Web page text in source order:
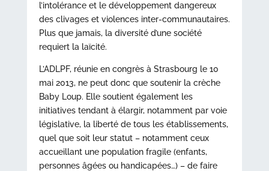
l’intolérance et le développement dangereux
des clivages et violences inter-communautaires.
Plus que jamais, la diversité d’une société
requiert la laïcité.
L’ADLPF, réunie en congrès à Strasbourg le 10
mai 2013, ne peut donc que soutenir la crèche
Baby Loup. Elle soutient également les
initiatives tendant à élargir, notamment par voie
législative, la liberté de tous les établissements,
quel que soit leur statut – notamment ceux
accueillant une population fragile (enfants,
personnes âgées ou handicapées…) – de faire